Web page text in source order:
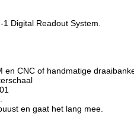
Digital Readout System.
CNC of handmatige
en gaat het lang mee.